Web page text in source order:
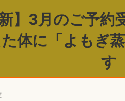
】3月のご予約
体に「よもぎ
す